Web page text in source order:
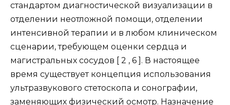
стандартом диагностической визуализации в
отделении неотложной помощи, отделении
интенсивной терапии и в любом клиническом
сценарии, требующем оценки сердца и
магистральных сосудов [ 2 , 6 ]. В настоящее
время существует концепция использования
ультразвукового стетоскопа и сонографии,
заменяющих физический осмотр. Назначение